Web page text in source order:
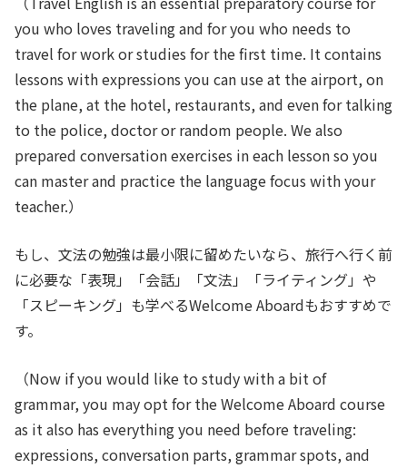
you who loves traveling and for you who needs to
travel for work or studies for the first time. It contains
lessons with expressions you can use at the airport, on
the plane, at the hotel, restaurants, and even for talking
to the police, doctor or random people. We also
prepared conversation exercises in each lesson so you
can master and practice the language focus with your
teacher.）
もし、文法の勉強は最小限に留めたいなら、旅行へ行く前
に必要な「表現」「会話」「文法」「ライティング」や
「スピーキング」も学べるWelcome Aboardもおすすめで
す。
（Now if you would like to study with a bit of
grammar, you may opt for the Welcome Aboard course
as it also has everything you need before traveling:
expressions, conversation parts, grammar spots, and